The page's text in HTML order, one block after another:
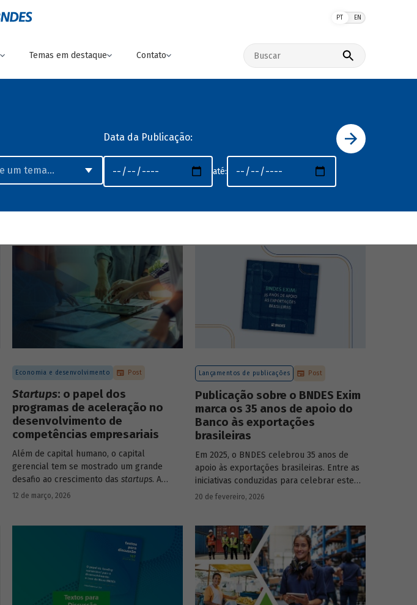
PT EN
Temas em destaque Contato
Buscar no site
Data da Publicação:
até:
Economia e desenvolvimento Post
Startups: o papel dos
programas de aceleração no
desenvolvimento de
competências empresariais
Além de capital humano, o capital
gerencial tem se mostrado um grande
desafio ao crescimento das startups. A
avaliação do BNDES Garagem demonstra
12 de março, 2026
Lançamentos de publicações Post
Publicação sobre o BNDES Exim
marca os 35 anos de apoio do
Banco às exportações
brasileiras
Em 2025, o BNDES celebrou 35 anos de
apoio às exportações brasileiras. Entre as
iniciativas conduzidas para celebrar este
marco, relevante tanto para a instituição
lançamento da publicação “BNDES Exim: 35
anos de apoio às exportações brasileiras”.
20 de fevereiro, 2026